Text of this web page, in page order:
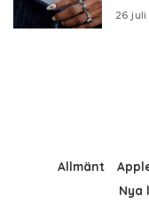
26 juli
Allmänt
Nya